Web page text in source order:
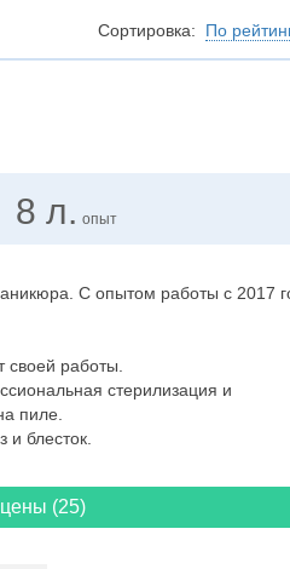
Сортировка: По
8 л. опыт
С опытом работы с 2017
работы.
стерилизация и
пиле.
и блесток.
цены (25)